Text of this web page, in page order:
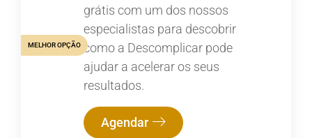
grátis com um dos nossos
especialistas para descobrir
como a Descomplicar pode
ajudar a acelerar os seus
resultados.
Agendar
MELHOR OPÇÃO